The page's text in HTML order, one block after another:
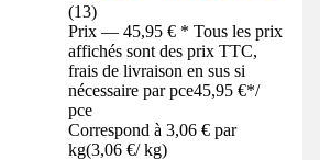
(13)
Prix — 45,95 € * Tous les prix
affichés sont des prix TTC,
frais de livraison en sus si
nécessaire par pce45,95 €*/
pce
Correspond à 3,06 € par
kg(3,06 €/ kg)